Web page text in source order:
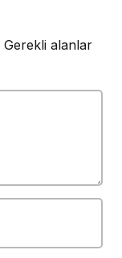
Gerekli alanlar